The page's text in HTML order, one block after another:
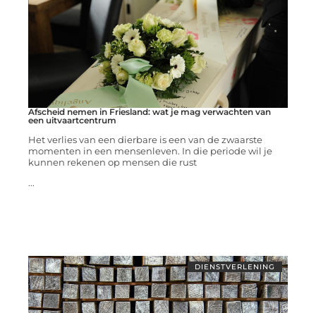
Afscheid nemen in Friesland: wat je mag verwachten van
een uitvaartcentrum
Het verlies van een dierbare is een van de zwaarste
momenten in een mensenleven. In die periode wil je
kunnen rekenen op mensen die rust
...
DIENSTVERLENING